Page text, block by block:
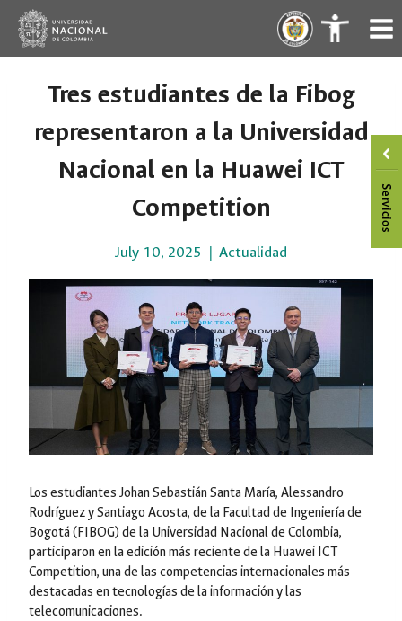
content
. .
Tres estudiantes de la Fibog
representaron a la Universidad
Nacional en la Huawei ICT
Competition
July 10, 2025 Actualidad
Los estudiantes Johan Sebastián Santa María, Alessandro
Rodríguez y Santiago Acosta, de la Facultad de Ingeniería de
Bogotá (FIBOG) de la Universidad Nacional de Colombia,
participaron en la edición más reciente de la Huawei ICT
Competition, una de las competencias internacionales más
destacadas en tecnologías de la información y las
telecomunicaciones.